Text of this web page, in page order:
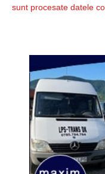
sunt procesate datele